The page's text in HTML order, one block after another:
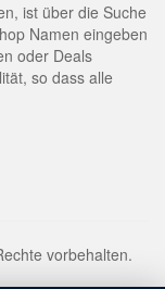
ist über die Suche
Namen eingeben
oder Deals
so dass alle
vorbehalten.